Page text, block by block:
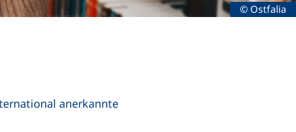
Rechtliche
© Ostfalia
anerkannte